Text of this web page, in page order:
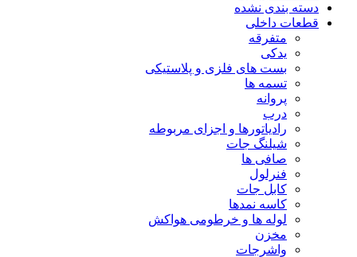
دسته بندی نشده
قطعات داخلی
متفرقه
یدکی
بست های فلزی و پلاستیکی
تسمه ها
پروانه
درب
رادیاتورها و اجزای مربوطه
شیلنگ جات
صافی ها
فنرلول
کابل جات
کاسه نمدها
لوله ها و خرطومی هواکش
مخزن
واشرجات